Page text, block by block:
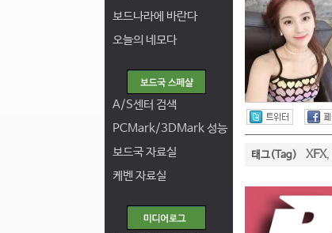
보드나라에 바란다
오늘의 네모다
A/S센터 검색
PCMark/3DMark 성능
보드국 자료실
케벤 자료실
태그(Tag) XFX,